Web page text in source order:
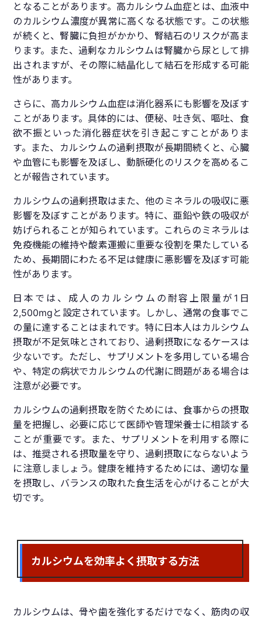
となることがあります。高カルシウム血症とは、血液中
のカルシウム濃度が異常に高くなる状態です。この状態
が続くと、腎臓に負担がかかり、腎結石のリスクが高ま
ります。また、過剰なカルシウムは腎臓から尿として排
出されますが、その際に結晶化して結石を形成する可能
性があります。
さらに、高カルシウム血症は消化器系にも影響を及ぼす
ことがあります。具体的には、便秘、吐き気、嘔吐、食
欲不振といった消化器症状を引き起こすことがありま
す。また、カルシウムの過剰摂取が長期間続くと、心臓
や血管にも影響を及ぼし、動脈硬化のリスクを高めるこ
とが報告されています。
カルシウムの過剰摂取はまた、他のミネラルの吸収に悪
影響を及ぼすことがあります。特に、亜鉛や鉄の吸収が
妨げられることが知られています。これらのミネラルは
免疫機能の維持や酸素運搬に重要な役割を果たしている
ため、長期間にわたる不足は健康に悪影響を及ぼす可能
性があります。
日本では、成人のカルシウムの耐容上限量が1日
2,500mgと設定されています。しかし、通常の食事でこ
の量に達することはまれです。特に日本人はカルシウム
摂取が不足気味とされており、過剰摂取になるケースは
少ないです。ただし、サプリメントを多用している場合
や、特定の病状でカルシウムの代謝に問題がある場合は
注意が必要です。
カルシウムの過剰摂取を防ぐためには、食事からの摂取
量を把握し、必要に応じて医師や管理栄養士に相談する
ことが重要です。また、サプリメントを利用する際に
は、推奨される摂取量を守り、過剰摂取にならないよう
に注意しましょう。健康を維持するためには、適切な量
を摂取し、バランスの取れた食生活を心がけることが大
切です。
カルシウムを効率よく摂取する方法
カルシウムは、骨や歯を強化するだけでなく、筋肉の収